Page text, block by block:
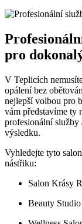
pro
V Teplicích
opálení bez
nejlepší volbou pro
vám představíme ty
profesionální
výsledku.
Vyhledejte tyto
nástřiku:
Salon Krásy
Beauty